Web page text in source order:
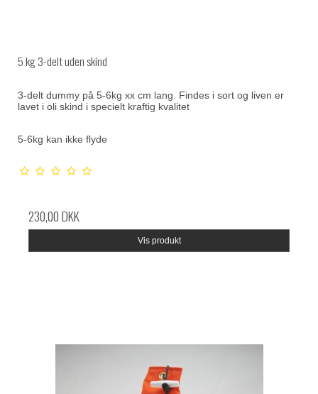
5 kg 3-delt uden skind
3-delt dummy på 5-6kg xx cm lang. Findes i sort og liven er
lavet i oli skind i specielt kraftig kvalitet
5-6kg kan ikke flyde
230,00 DKK
Vis produkt